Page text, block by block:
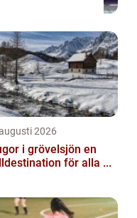
2026
i grövelsjön en
för alla ...